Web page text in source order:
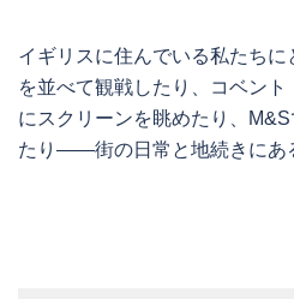
イギリスに住んでいる私たち
を並べて観戦したり、コベン
にスクリーンを眺めたり、
たり——街の日常と地続きにあ